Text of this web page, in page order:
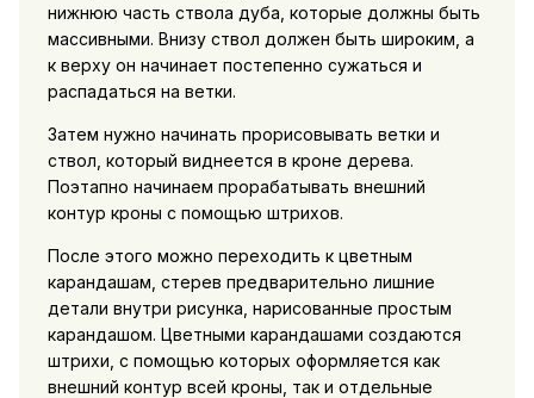
нижнюю часть ствола дуба, которые должны быть
массивными. Внизу ствол должен быть широким, а
к верху он начинает постепенно сужаться и
распадаться на ветки.
Затем нужно начинать прорисовывать ветки и
ствол, который виднеется в кроне дерева.
Поэтапно начинаем прорабатывать внешний
контур кроны с помощью штрихов.
После этого можно переходить к цветным
карандашам, стерев предварительно лишние
детали внутри рисунка, нарисованные простым
карандашом. Цветными карандашами создаются
штрихи, с помощью которых оформляется как
внешний контур всей кроны, так и отдельные